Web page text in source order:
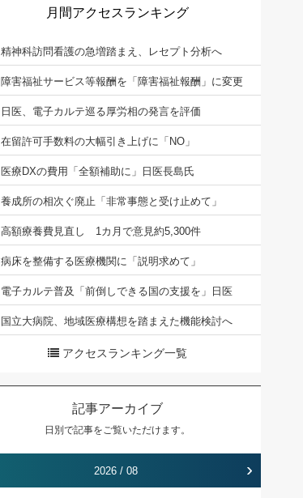
月間アクセスランキング
精神科訪問看護の急増踏まえ、レセプト分析へ
障害福祉サービス等報酬を「障害福祉報酬」に変更
日医、電子カルテ巡る厚労相の発言を評価
在留許可手数料の大幅引き上げに「NO」
医療DXの費用「全額補助に」日医長島氏
養成所の相次ぐ廃止「非常事態と受け止めて」
高額療養費見直し 1カ月で意見約5,300件
病床を整備する医療機関に「説明求めて」
電子カルテ普及「前倒しできる国の支援を」日医
国立大病院、地域医療構想を踏まえた機能検討へ
アクセスランキング一覧
記事アーカイブ
日別で記事をご覧いただけます。
2026 / 08 ›